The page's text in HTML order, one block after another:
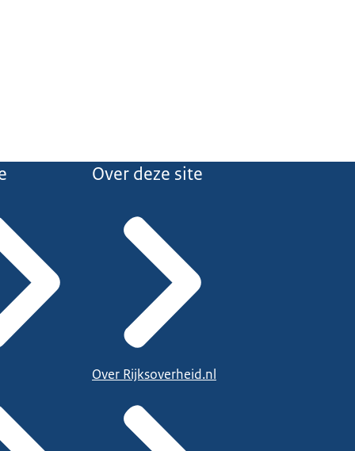
Over deze site
Over Rijksoverheid.nl